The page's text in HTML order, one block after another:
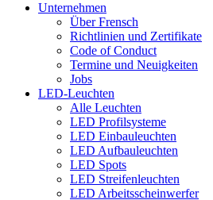
Unternehmen
Über Frensch
Richtlinien und Zertifikate
Code of Conduct
Termine und Neuigkeiten
Jobs
LED-Leuchten
Alle Leuchten
LED Profilsysteme
LED Einbauleuchten
LED Aufbauleuchten
LED Spots
LED Streifenleuchten
LED Arbeitsscheinwerfer